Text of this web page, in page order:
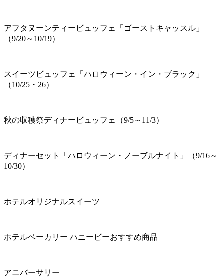
アフタヌーンティービュッフェ「ゴーストキャッスル」
（9/20～10/19）
スイーツビュッフェ「ハロウィーン・イン・ブラック」
（10/25・26）
秋の収穫祭ディナービュッフェ（9/5～11/3）
ディナーセット「ハロウィーン・ノーブルナイト」（9/16～
10/30）
ホテルオリジナルスイーツ
ホテルベーカリー ハニービーおすすめ商品
アニバーサリー